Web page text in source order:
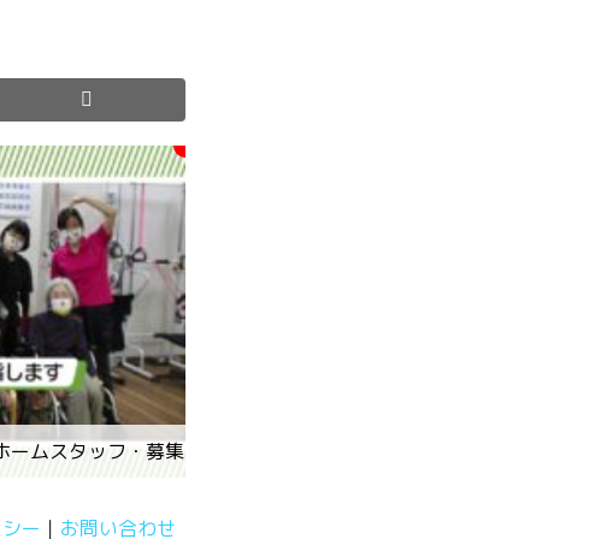
ムスタッフ・募集中♪
ー お問い合わせ